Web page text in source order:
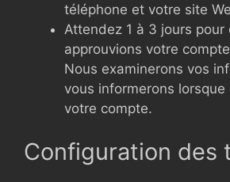
téléphone et votre site
Attendez 1 à 3 jours pour
approuvions votre
Nous examinerons vos
vous informerons
votre compte.
Configuration des